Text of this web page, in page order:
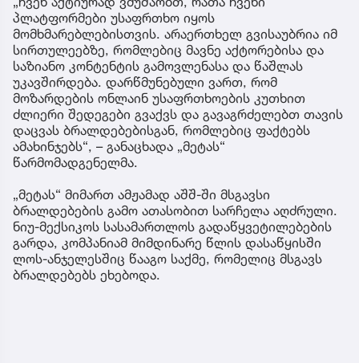
პლატფორმები უსაფრთხო იყოს
მომხმარებლებისთვის. არაერთხელ გვისაუბრია იმ
სირთულეებზე, რომლებიც მავნე აქტორებისა და
საზიანო კონტენტის გამოვლენასა და წაშლას
უკავშირდება. დარწმუნებული ვართ, რომ
მოზარდების ონლაინ უსაფრთხოების კუთხით
ძლიერი შედეგები გვაქვს და გავაგრძელებთ თავის
დაცვას ბრალდებებისგან, რომლებიც ფაქტებს
ამახინჯებს“, – განაცხადა „მეტას“
წარმომადგენელმა.
„მეტას“ მიმართ ამჟამად აშშ-ში მსგავსი
ბრალდებების გამო ათასობით სარჩელა აღძრული.
ნიუ-მექსიკოს სასამართლოს გადაწყვეტილებების
გარდა, კომპანიამ მიმდინარე წლის დასაწყისში
ლოს-ანჯელესშიც წააგო საქმე, რომელიც მსგავს
ბრალდებებს ეხებოდა.